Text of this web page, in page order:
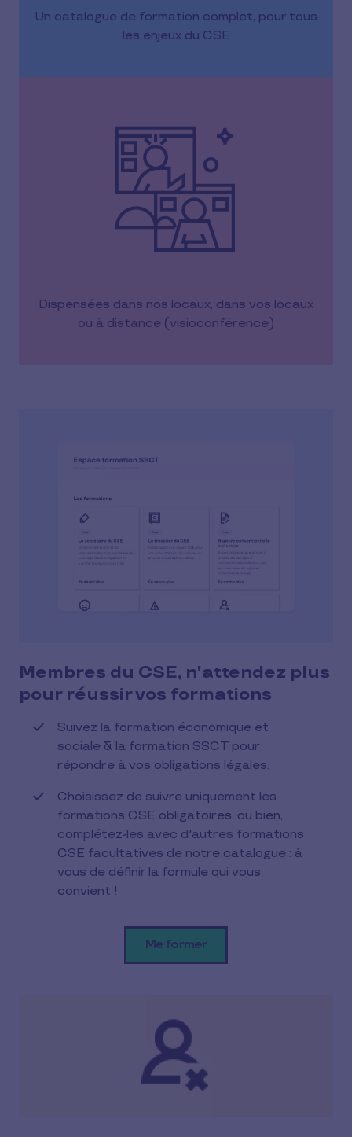
Un catalogue de formation complet, pour tous
les enjeux du CSE
Dispensées dans nos locaux, dans vos locaux
ou à distance (visioconférence)
Membres du CSE, n'attendez plus
pour réussir vos formations
Suivez la formation économique et
sociale & la formation SSCT pour
répondre à vos obligations légales.
Choisissez de suivre uniquement les
formations CSE obligatoires, ou bien,
complétez-les avec d'autres formations
CSE facultatives de notre catalogue : à
vous de définir la formule qui vous
convient !
Me former